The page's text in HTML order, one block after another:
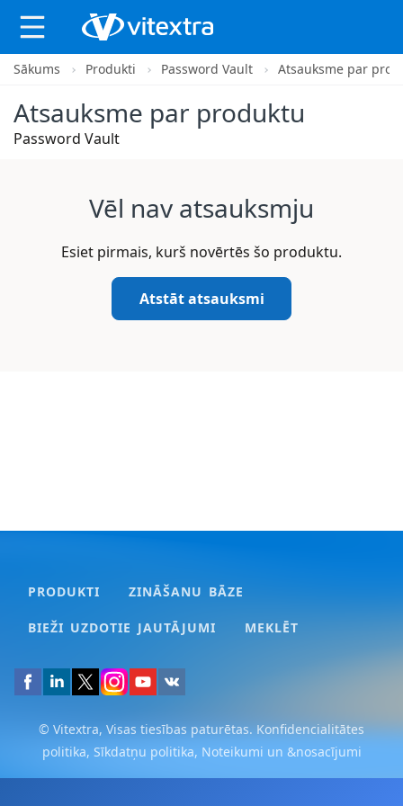
X
Sākums Produkti Password Vault Atsauksme par
Atsauksme par produktu
Password Vault
Vēl nav atsauksmju
Esiet pirmais, kurš novērtēs šo produktu.
Atstāt atsauksmi
PRODUKTI ZINĀŠANU BĀZE
BIEŽI UZDOTIE JAUTĀJUMI MEKLĒT
© Vitextra, Visas tiesības paturētas. Konfidencialitātes
politika, Sīkdatņu politika, Noteikumi un &nosacījumi